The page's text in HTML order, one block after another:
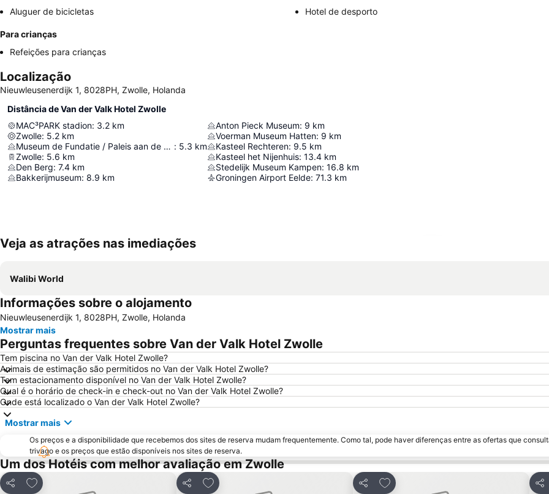
Aluguer de bicicletas
Hotel de desporto
Para crianças
Refeições para crianças
Localização
Nieuwleusenerdijk 1, 8028PH, Zwolle, Holanda
Distância de Van der Valk Hotel Zwolle
MAC³PARK stadion: 3.2 km
Zwolle: 5.2 km
Museum de Fundatie / Paleis aan de Blijmarkt : 5.3 km
Zwolle: 5.6 km
Den Berg: 7.4 km
Bakkerijmuseum: 8.9 km
Anton Pieck Museum: 9 km
Voerman Museum Hatten: 9 km
Kasteel Rechteren: 9.5 km
Kasteel het Nijenhuis: 13.4 km
Stedelijk Museum Kampen: 16.8 km
Groningen Airport Eelde: 71.3 km
Veja as atrações nas imediações
Walibi World
Informações sobre o alojamento
Nieuwleusenerdijk 1, 8028PH, Zwolle, Holanda
Mostrar mais
Perguntas frequentes sobre Van der Valk Hotel Zwolle
Tem piscina no Van der Valk Hotel Zwolle?
Animais de estimação são permitidos no Van der Valk Hotel Zwolle?
Tem estacionamento disponível no Van der Valk Hotel Zwolle?
Qual é o horário de check-in e check-out no Van der Valk Hotel Zwolle?
Onde está localizado o Van der Valk Hotel Zwolle?
Mostrar mais
Os preços e a disponibilidade que recebemos dos sites de reserva mudam frequentemente. Como tal, pode haver diferenças entre as ofertas que
trivago e os preços que estão disponíveis nos sites de reserva.
Um dos Hotéis com melhor avaliação em Zwolle
Partilhar
Adicionar aos favoritos
Partilhar
Adicionar aos favoritos
Partilhar
Adicionar aos favoritos